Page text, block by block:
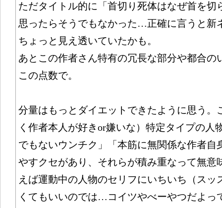
ただタイトル的に「首切り死体はなぜ首を切
思ったらそうでもなかった…正確に言うと新
ちょっと見え透いていたかも。
あとこの作者さん特有の冗長な部分や都合の
この点数で。
分量はもっとダイエットできたように思う。
く作者本人が好きor嫌いな）特定タイプの人
でもないウンチク」「本筋に無関係な作者自
やすクセがあり、それらが積み重なって無意
えば運動中の人物のセリフにいちいち（スッ
くてもいいのでは…コイツやべーやつだよっ